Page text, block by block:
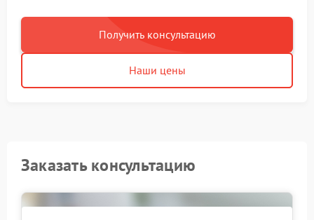
Получить консультацию
Наши цены
Заказать консультацию